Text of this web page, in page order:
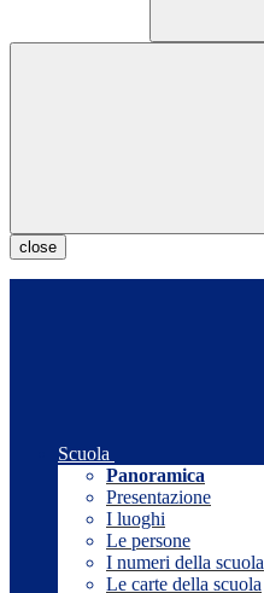
close
Scuola
Panoramica
Presentazione
I luoghi
Le persone
I numeri della scuola
Le carte della scuola